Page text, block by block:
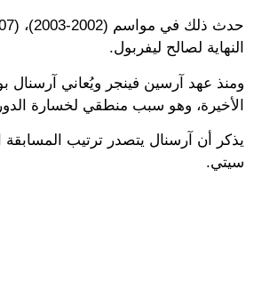
النهاية لصالح ليفربول.
ومنذ عهد آرسين فينجر ويُعاني
الأخيرة، وهو سبب منطقي لخسارة الدوري
سيتي.